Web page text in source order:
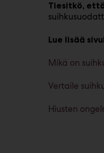
Tiesitkö,
Lue lisää
Mikä on
Vertaile
Hiusten